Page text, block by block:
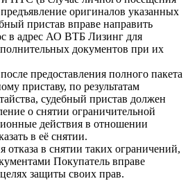
оригиналов указанных
пристав вправе направить
в адрес АО ВТБ Лизинг для
документов при их
предоставления полного пакета
приставу, по результатам
судебный пристав должен
о снятии ограничительной
действия в отношении
в её снятии.
отказа в снятии таких ограничений,
Покупатель вправе
защиты своих прав.